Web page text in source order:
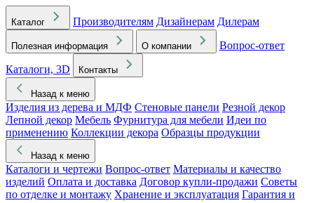
Каталог Производителям Дизайнерам Дилерам
Полезная информация О компании
Вопрос-ответ
Каталоги, 3D
Контакты
Назад к меню
Изделия из дерева и МДФ Стеновые панели Резной декор
Лепной декор Мебель Фурнитура для мебели Идеи по
применению Коллекции декора Образцы продукции
Назад к меню
Каталоги и чертежи Вопрос-ответ Материалы и качество
изделий Оплата и доставка Договор купли-продажи Советы
по отделке и монтажу Хранение и эксплуатация Гарантия и